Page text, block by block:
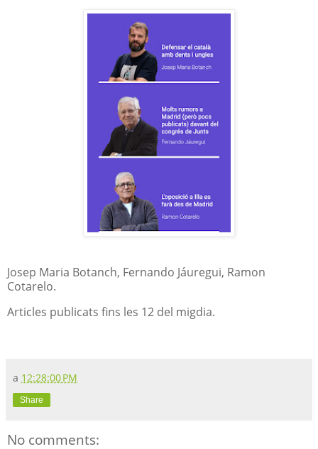
Josep Maria Botanch, Fernando Jáuregui, Ramon
Cotarelo.
Articles publicats fins les 12 del migdia.
a 12:28:00 PM
Share
No comments: